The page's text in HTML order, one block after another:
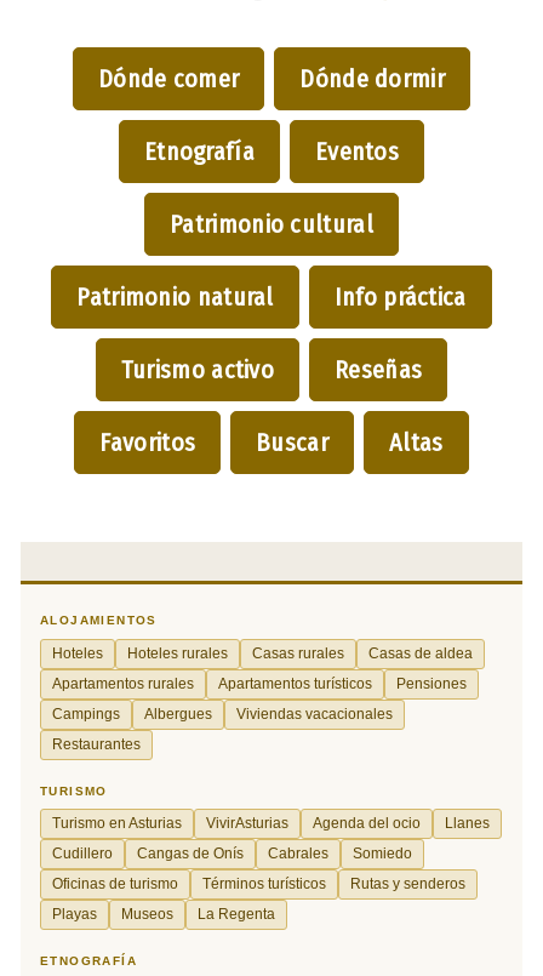
Dónde comer Dónde dormir
Etnografía Eventos
Patrimonio cultural
Patrimonio natural Info práctica
Turismo activo Reseñas
Favoritos Buscar Altas